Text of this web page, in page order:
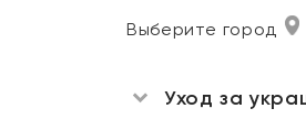
Выберите город
Уход за